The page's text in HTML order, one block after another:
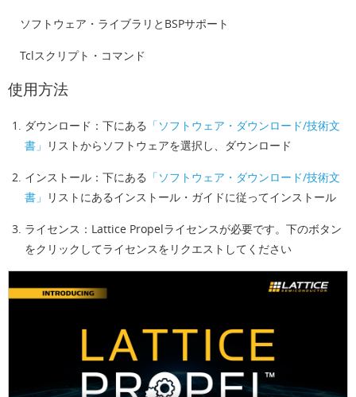
ソフトウェア・ライブラリとBSPサポート
Tclスクリプト・コマンド
使用方法
ダウンロード：下にある 「ソフトウェア・ダウンロード/技術文
書」 リストからソフトウェアを選択し、ダウンロード
インストール：下にある 「ソフトウェア・ダウンロード/技術文
書」 リストにあるインストール・ガイドに従ってインストール
ライセンス：Lattice Propelライセンスが必要です。下のボタン
をクリックしてライセンスをリクエストしてください